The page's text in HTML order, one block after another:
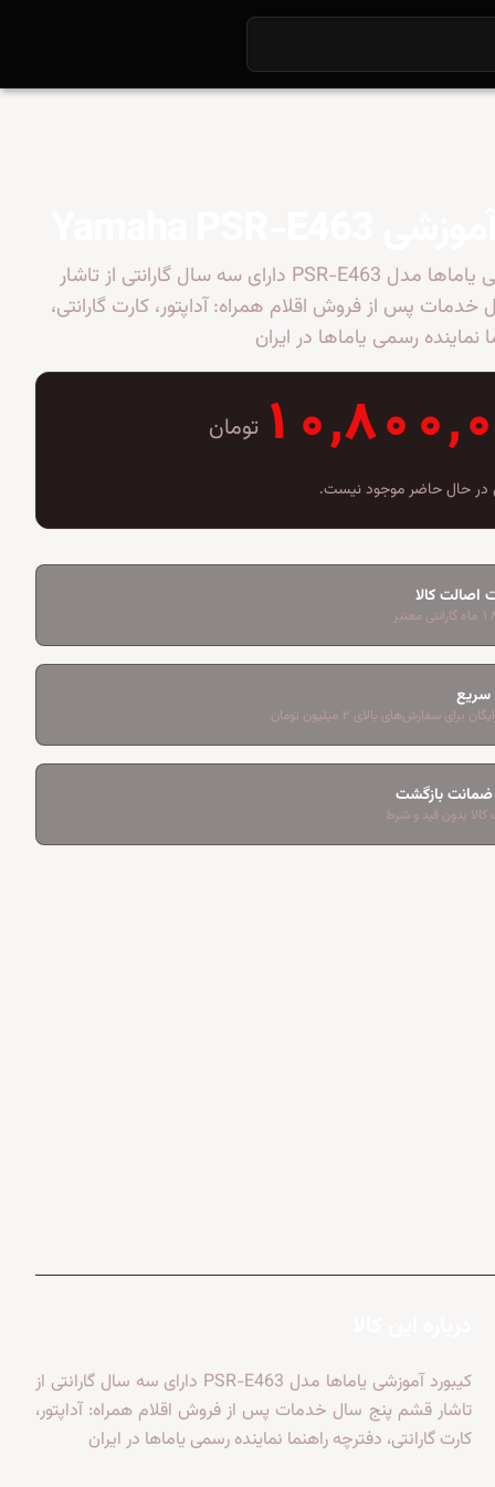
کیبورد آموزشی یاماها مدل PSR-E463 دارای سه سال گارانتی از تاشار
پس از فروش اقلام همراه: آداپتور، کارت گارانتی،
نماینده رسمی یاماها در ایران
تومان
حال حاضر موجود نیست.
اصالت کالا
سریع
برای سفارش‌های بالای ۲ میلیون تومان
کالا بدون قید و شرط
کیبورد آموزشی یاماها مدل PSR-E463 دارای سه سال گارانتی از
تاشار قشم پنج سال خدمات پس از فروش اقلام همراه: آداپتور،
کارت گارانتی، دفترچه راهنما نماینده رسمی یاماها در ایران